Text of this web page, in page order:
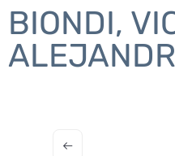
BIONDI,